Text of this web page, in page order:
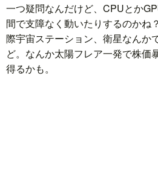
一つ疑問なんだけど、CPUとか
間で支障なく動いたりするのかね
際宇宙ステーション、衛星なんか
ど。なんか太陽フレア一発で株価
得るかも。